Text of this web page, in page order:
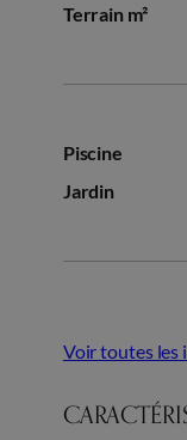
Terrain m²
Piscine
Jardin
Voir toutes les